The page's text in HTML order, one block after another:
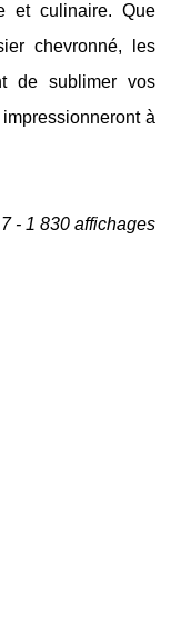
et culinaire. Que
chevronné, les
de sublimer vos
à
- 1 830 affichages